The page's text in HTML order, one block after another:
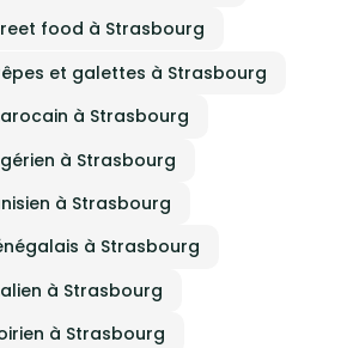
food à Strasbourg
et galettes à Strasbourg
à Strasbourg
à Strasbourg
à Strasbourg
à Strasbourg
à Strasbourg
à Strasbourg